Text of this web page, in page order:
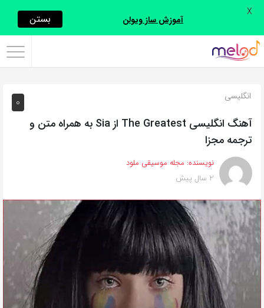
اشتراک
با
روش‌های
زیر
این
صفحه
را
با
دوستان
خود
به
اشتراک
بگذارید.
0 انگلیسی
آهنگ انگلیسی The Greatest از Sia به همراه متن و
ترجمه مجزا
نویسنده: مجله موسیقی ملود
2 سال پیش
آموزش ساز ویولن بستن X